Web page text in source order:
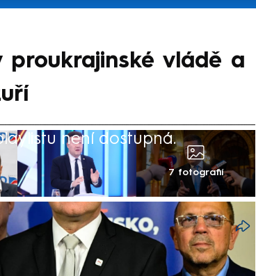
proukrajinské vládě a
není dostupná.
7 fotografií
NATO v Ankaře znovu střetli s